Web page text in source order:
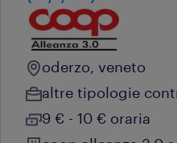
oderzo, veneto
altre tipologie
9 € - 10 € oraria